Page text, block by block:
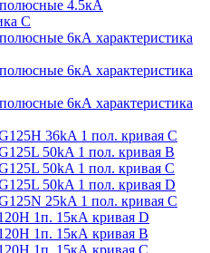
4.5кА
С
6кА характеристика
6кА характеристика
6кА характеристика
36kA 1 пол. кривая C
50kA 1 пол. кривая B
50kA 1 пол. кривая C
50kA 1 пол. кривая D
25kA 1 пол. кривая C
1п. 15кА кривая D
1п. 15кА кривая В
1п. 15кА кривая С